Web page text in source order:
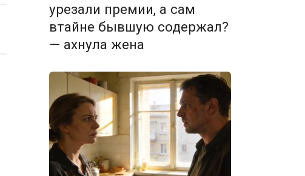
урезали премии, а сам
втайне бывшую содержал?
— ахнула жена